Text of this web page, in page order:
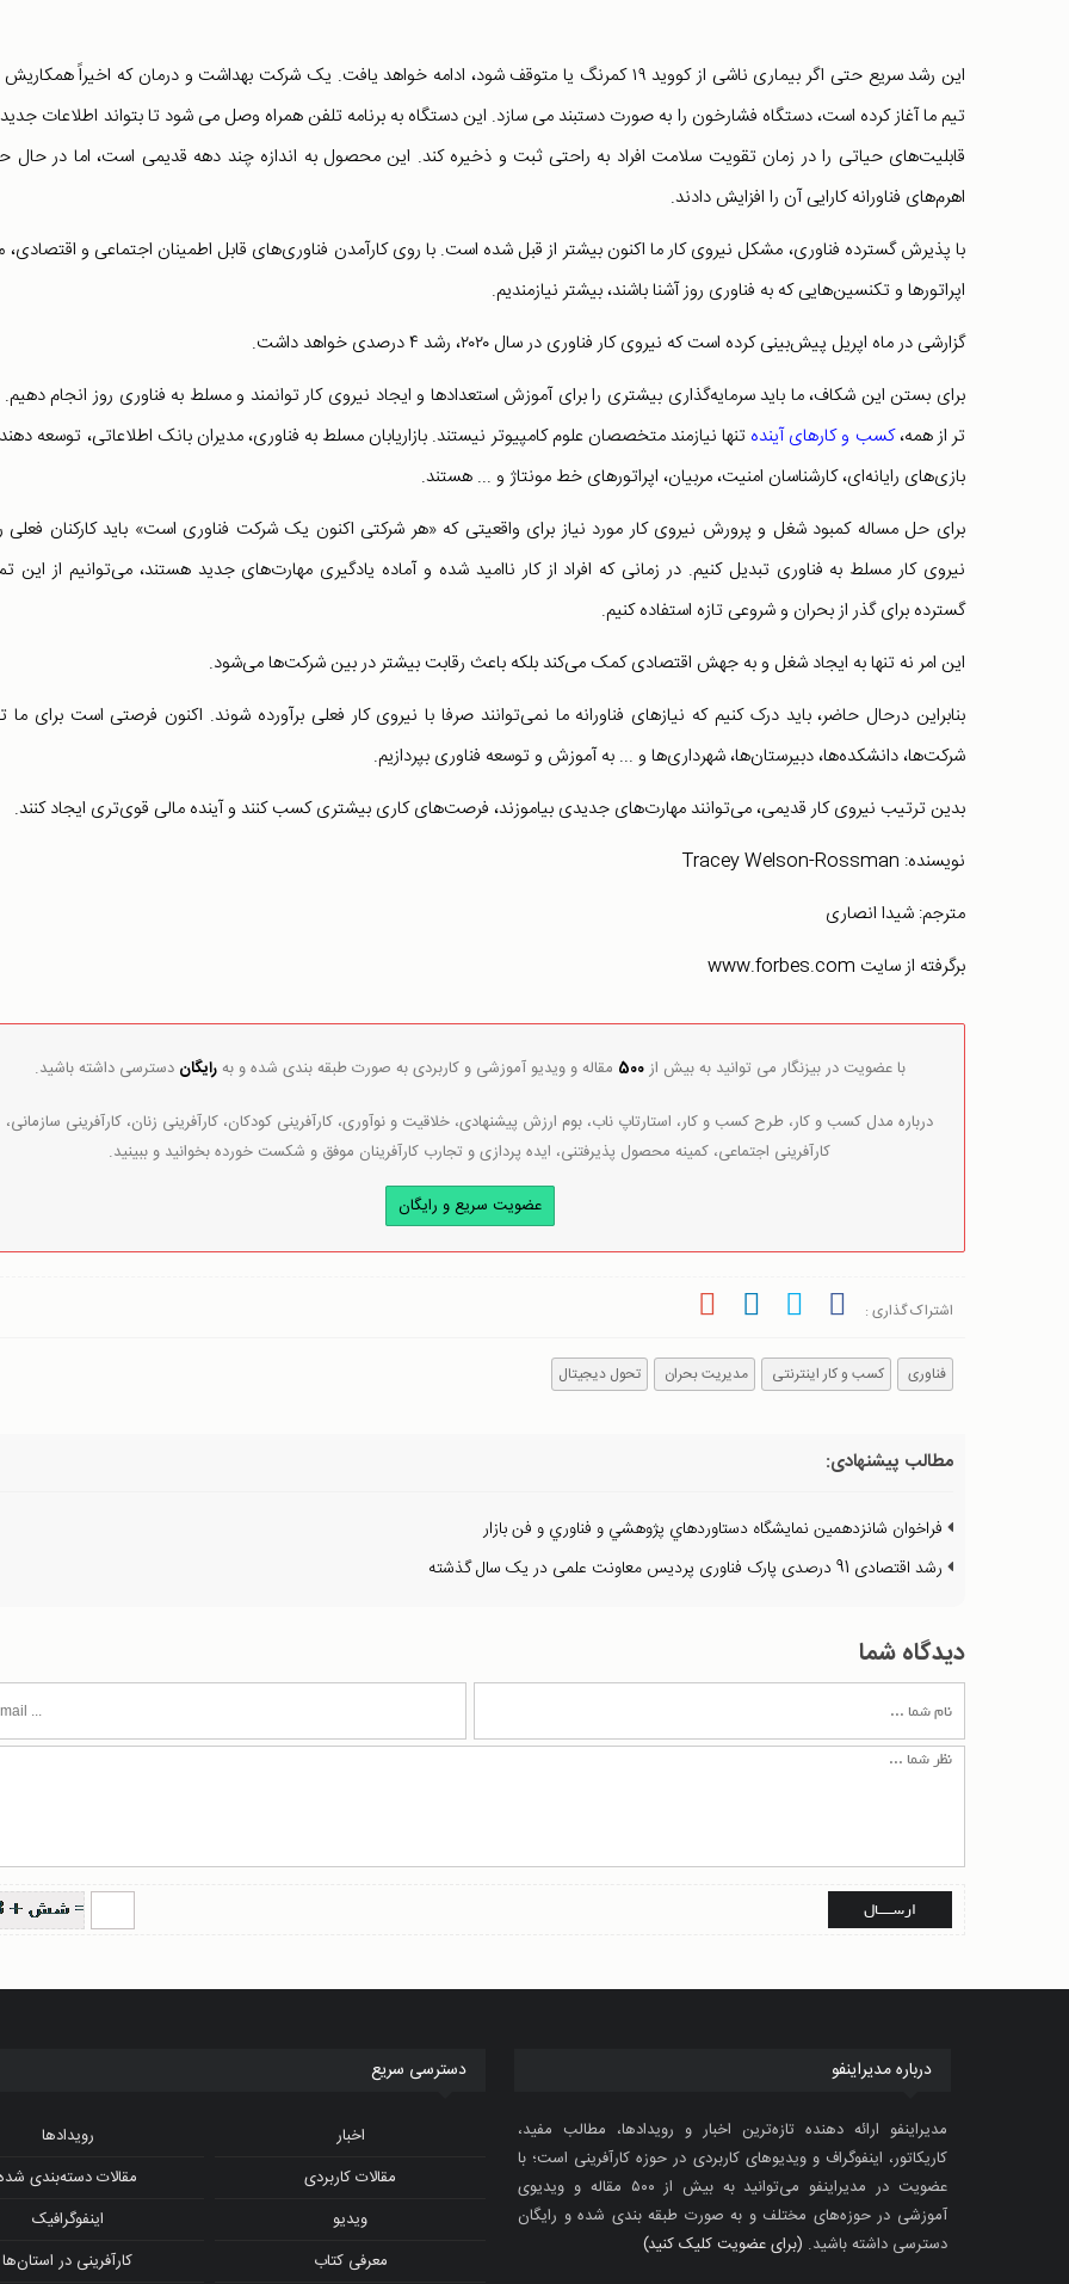
این رشد سریع حتی اگر بیماری ناشی از کووید ۱۹ کمرنگ یا متوقف شود، ادامه خواهد یافت. یک شرکت بهداشت و درمان که اخیراً
تیم ما آغاز کرده است، دستگاه فشارخون را به صورت دستبند می سازد. این دستگاه به برنامه تلفن همراه وصل می شود تا بتواند اطلاعات
قابلیت‌های حیاتی را در زمان تقویت سلامت افراد به راحتی ثبت و ذخیره کند. این محصول به اندازه چند دهه قدیمی است، اما در حال
اهرم‌های فناورانه کارایی آن را افزایش دادند.
با پذیرش گسترده فناوری، مشکل نیروی کار ما اکنون بیشتر از قبل شده است. با روی کارآمدن فناوری‌های قابل اطمینان اجتماعی و اقتصادی،
اپراتورها و تکنسین‌هایی که به فناوری روز آشنا باشند، بیشتر نیازمندیم.
گزارشی در ماه اپریل پیش‌بینی کرده است که نیروی کار فناوری در سال ۲۰۲۰، رشد ۴ درصدی خواهد داشت.
برای بستن این شکاف، ما باید سرمایه‌گذاری بیشتری را برای آموزش استعدادها و ایجاد نیروی کار توانمند و مسلط به فناوری روز انجام
تر از همه،کسب و کارهای آینده تنها نیازمند متخصصان علوم کامپیوتر نیستند. بازاریابان مسلط به فناوری، مدیران بانک اطلاعاتی، توسعه
بازی‌های رایانه‌ای، کارشناسان امنیت، مربیان، اپراتورهای خط مونتاژ و ... هستند.
برای حل مساله کمبود شغل و پرورش نیروی کار مورد نیاز برای واقعیتی که «هر شرکتی اکنون یک شرکت فناوری است» باید کارکنان فعلی
نیروی کار مسلط به فناوری تبدیل کنیم. در زمانی که افراد از کار ناامید شده و آماده یادگیری مهارت‌های جدید هستند، می‌‌توانیم از این
گسترده برای گذر از بحران و شروعی تازه استفاده کنیم.
این امر نه تنها به ایجاد شغل و به جهش اقتصادی کمک می‌کند بلکه باعث رقابت بیشتر در بین شرکت‌ها می‌شود.
بنابراین درحال حاضر، باید درک کنیم که نیازهای فناورانه ما نمی‌توانند صرفا با نیروی کار فعلی برآورده شوند. اکنون فرصتی است برای ما
شرکت‌ها، دانشکده‌ها، دبیرستان‌ها، شهرداری‌ها و ... به آموزش و توسعه فناوری بپردازیم.
بدین ترتیب نیروی کار قدیمی، می‌توانند مهارت‌های جدیدی بیاموزند، فرصت‌های کاری بیشتری کسب کنند و آینده مالی قوی‌تری ایجاد کنند.
نویسنده: Tracey Welson-Rossman
مترجم: شیدا انصاری
برگرفته از سایت www.forbes.com
با عضویت در بیزنگار می توانید به بیش از500 مقاله و ویدیو آموزشی و کاربردی به صورت طبقه بندی شده و بهرایگان دسترسی داشته باشید.
درباره مدل کسب و کار، طرح کسب و کار، استارتاپ ناب، بوم ارزش پیشنهادی، خلاقیت و نوآوری، کارآفرینی کودکان، کارآفرینی زنان، کارآفرینی سازمانی،
کارآفرینی اجتماعی، کمینه محصول پذیرفتنی، ایده پردازی و تجارب کارآفرینان موفق و شکست خورده بخوانید و ببینید.
عضویت سریع و رایگان
اشتراک گذاری :
فناوری کسب و کار اینترنتی مدیریت بحران تحول دیجیتال
مطالب پیشنهادی:
فراخوان شانزدهمين نمايشگاه دستاوردهاي پژوهشي و فناوري و فن بازار
رشد اقتصادی 91 درصدی پارک فناوری پردیس معاونت‌ علمی در یک سال گذشته
دیدگاه شما
درباره مدیراینفو
مدیراینفو ارائه دهنده تازه‌ترین اخبار و رویدادها، مطالب مفید،
کاریکاتور، اینفوگراف و ویدیوهای کاربردی در حوزه کارآفرینی است؛ با
عضویت در مدیراینفو می‌توانید به بیش از ۵۰۰ مقاله و ویدیوی
آموزشی در حوزه‌های مختلف و به صورت طبقه بندی شده و رایگان
دسترسی داشته باشید. (برای عضویت کلیک کنید)
دسترسی سریع
اخبار
رویدادها
مقالات کاربردی
مقالات دسته‌بندی
ویدیو
اینفوگرافیک
معرفی کتاب
کارآفرینی در استان‌ها